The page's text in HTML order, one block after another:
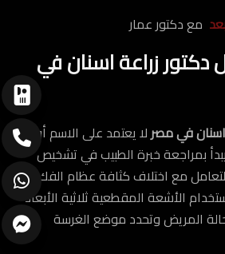
مع دكتور عمار
زراعة اسنان في
في مصرلا يعتمد على الاسم أو
بمراجعة خبرة الطبيب في تشخيص
مع اختلاف كثافة عظام الفك.
الأشعة المقطعية ثلاثية الأبعاد
المريض وتحدد موضع الغرسة